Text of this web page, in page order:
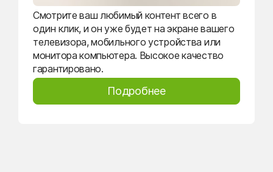
Смотрите ваш любимый контент всего в
один клик, и он уже будет на экране вашего
телевизора, мобильного устройства или
монитора компьютера. Высокое качество
гарантировано.
Подробнее